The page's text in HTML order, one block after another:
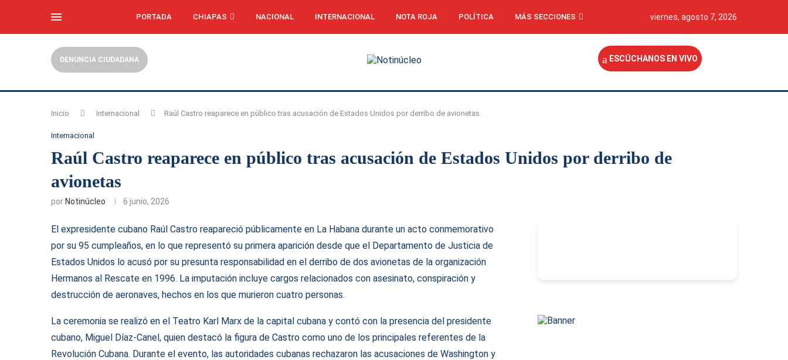
PORTADA CHIAPAS NACIONAL INTERNACIONAL NOTA ROJA POLÍTICA MÁS SECCIONES viernes, agosto 7, 2026
DENUNCIA CIUDADANA ESCÚCHANOS EN VIVO
Inicio Internacional Raúl Castro reaparece en público tras acusación de Estados Unidos por derribo de avionetas
Internacional
Raúl Castro reaparece en público tras acusación de Estados Unidos por derribo de
avionetas
por Notinúcleo 6 junio, 2026
El expresidente cubano Raúl Castro reapareció públicamente en La Habana durante un acto conmemorativo
por su 95 cumpleaños, en lo que representó su primera aparición desde que el Departamento de Justicia de
Estados Unidos lo acusó por su presunta responsabilidad en el derribo de dos avionetas de la organización
Hermanos al Rescate en 1996. La imputación incluye cargos relacionados con asesinato, conspiración y
destrucción de aeronaves, hechos en los que murieron cuatro personas.
La ceremonia se realizó en el Teatro Karl Marx de la capital cubana y contó con la presencia del presidente
cubano, Miguel Díaz-Canel, quien destacó la figura de Castro como uno de los principales referentes de la
Revolución Cubana. Durante el evento, las autoridades cubanas rechazaron las acusaciones de Washington y